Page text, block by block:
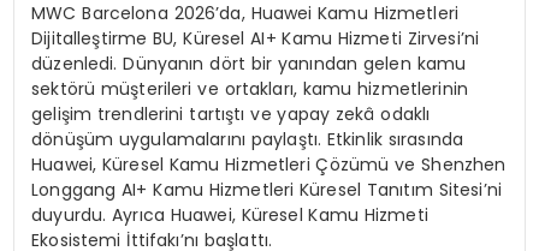
MWC Barcelona 2026’da, Huawei Kamu Hizmetleri
Dijitalleştirme BU, Küresel AI+ Kamu Hizmeti Zirvesi’ni
düzenledi. Dünyanın dört bir yanından gelen kamu
sektörü müşterileri ve ortakları, kamu hizmetlerinin
gelişim trendlerini tartıştı ve yapay zekâ odaklı
dönüşüm uygulamalarını paylaştı. Etkinlik sırasında
Huawei, Küresel Kamu Hizmetleri Çözümü ve Shenzhen
Longgang AI+ Kamu Hizmetleri Küresel Tanıtım Sitesi’ni
duyurdu. Ayrıca Huawei, Küresel Kamu Hizmeti
Ekosistemi İttifakı’nı başlattı.